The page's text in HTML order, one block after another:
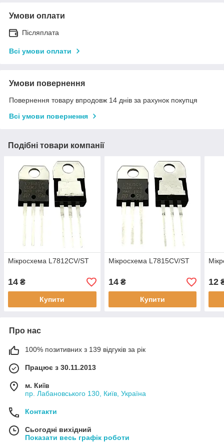
Умови оплати
Післяплата
Всі умови оплати
Умови повернення
Повернення товару впродовж 14 днів за рахунок покупця
Всі умови повернення
Подібні товари компанії
Мікросхема L7812CV/ST
14 ₴
Купити
Мікросхема L7815CV/ST
14₴
Купити
12
Про нас
100% позитивних з 139 відгуків за рік
Працює з 30.11.2013
м. Київ
пр. Лабановського 130, Київ, Україна
Контакти
Сьогодні вихідний
Показати весь графік роботи